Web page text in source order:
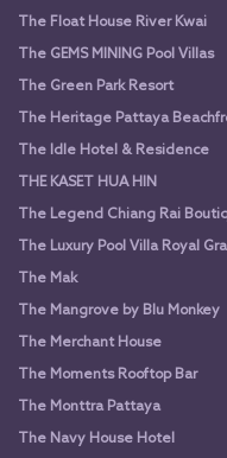
The Float House River Kwai
The GEMS MINING Pool Villas
The Green Park Resort
The Heritage Pattaya
The Idle Hotel & Residence
THE KASET HUA HIN
The Legend Chiang Rai
The Luxury Pool Villa Royal
The Mak
The Mangrove by Blu Monkey
The Merchant House
The Moments Rooftop Bar
The Monttra Pattaya
The Navy House Hotel